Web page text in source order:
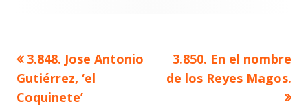
Navegación
de
Artículo
anterior
3.848. Jose Antonio
Gutiérrez, ‘el
Coquinete’
Artículo
siguiente
3.850. En el nombre
de los Reyes Magos.